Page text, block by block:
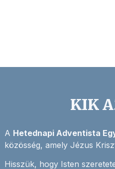
KIK
A Hetednapi Adventista
közösség, amely Jézus
Hisszük, hogy Isten